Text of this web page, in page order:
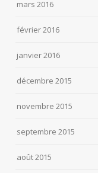
mars 2016
février 2016
janvier 2016
décembre 2015
novembre 2015
septembre 2015
août 2015